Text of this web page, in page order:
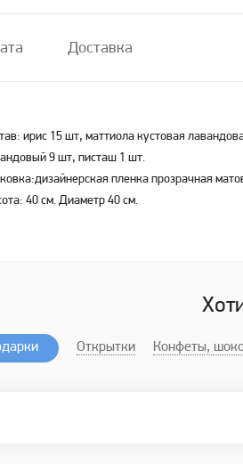
Доставка
ирис 15 шт, маттиола кустовая
9 шт, писташ 1 шт.
пленка прозрачная
40 см. Диаметр 40 см.
Открытки Конфеты,